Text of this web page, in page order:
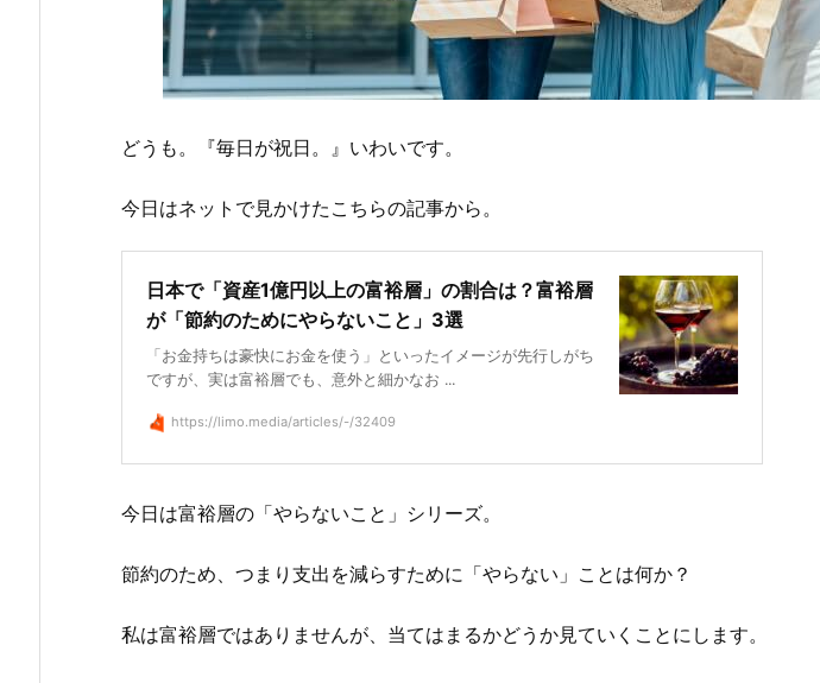
どうも。『毎日が祝日。』いわいです。
今日はネットで見かけたこちらの記事から。
日本で「資産1億円以上の富裕層」の割合は？富裕層
が「節約のためにやらないこと」3選
「お金持ちは豪快にお金を使う」といったイメージが先行しがち
ですが、実は富裕層でも、意外と細かなお ...
https://limo.media/articles/-/32409
今日は富裕層の「やらないこと」シリーズ。
節約のため、つまり支出を減らすために「やらない」ことは何か？
私は富裕層ではありませんが、当てはまるかどうか見ていくことにします。